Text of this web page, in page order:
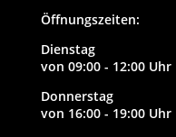
Öffnungszeiten:
Dienstag
von 09:00 - 12:00 Uhr
Donnerstag
von 16:00 - 19:00 Uhr